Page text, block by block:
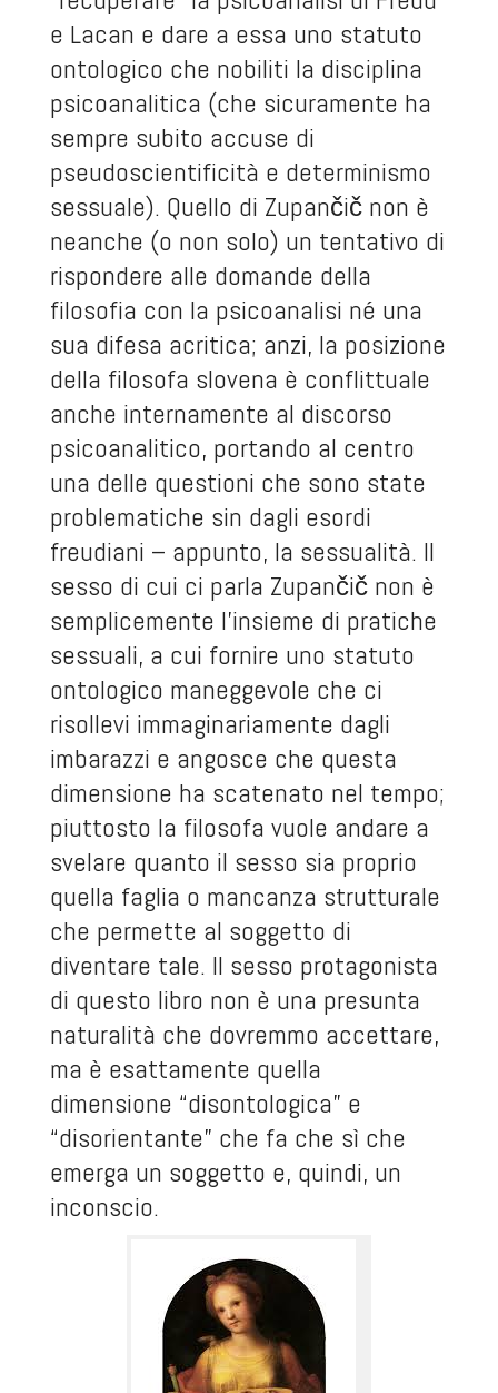
e Lacan e dare a essa uno statuto
ontologico che nobiliti la disciplina
psicoanalitica (che sicuramente ha
sempre subito accuse di
pseudoscientificità e determinismo
sessuale). Quello di Zupančič non è
neanche (o non solo) un tentativo di
rispondere alle domande della
filosofia con la psicoanalisi né una
sua difesa acritica; anzi, la posizione
della filosofa slovena è conflittuale
anche internamente al discorso
psicoanalitico, portando al centro
una delle questioni che sono state
problematiche sin dagli esordi
freudiani – appunto, la sessualità. Il
sesso di cui ci parla Zupančič non è
semplicemente l’insieme di pratiche
sessuali, a cui fornire uno statuto
ontologico maneggevole che ci
risollevi immaginariamente dagli
imbarazzi e angosce che questa
dimensione ha scatenato nel tempo;
piuttosto la filosofa vuole andare a
svelare quanto il sesso sia proprio
quella faglia o mancanza strutturale
che permette al soggetto di
diventare tale. Il sesso protagonista
di questo libro non è una presunta
naturalità che dovremmo accettare,
ma è esattamente quella
dimensione “disontologica” e
“disorientante” che fa che sì che
emerga un soggetto e, quindi, un
inconscio.